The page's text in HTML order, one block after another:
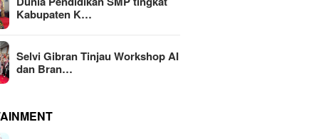
Kabupaten K…
Selvi Gibran Tinjau Workshop AI
dan Bran…